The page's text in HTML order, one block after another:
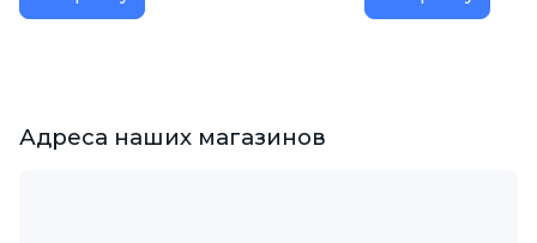
Адреса наших магазинов